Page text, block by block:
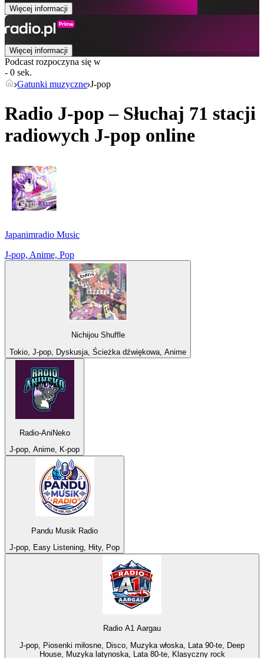
Więcej informacji
Więcej informacji
Podcast rozpoczyna się w
- 0 sek.
Gatunki muzyczne J-pop
Radio J-pop – Słuchaj 71 stacji
radiowych J-pop online
Japanimradio Music
J-pop, Anime, Pop
Nichijou Shuffle
Tokio, J-pop, Dyskusja, Ścieżka dźwiękowa, Anime
Radio-AniNeko
J-pop, Anime, K-pop
Pandu Musik Radio
J-pop, Easy Listening, Hity, Pop
Radio A1 Aargau
J-pop, Piosenki miłosne, Disco, Muzyka włoska, Lata 90-te, Deep
House, Muzyka latynoska, Lata 80-te, Klasyczny rock